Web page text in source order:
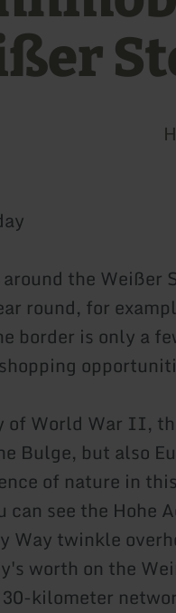
the
round, for
border is only a
of World War II,
Bulge, but also
of nature in
can see the Hohe
Way twinkle
worth on the
30-kilometer